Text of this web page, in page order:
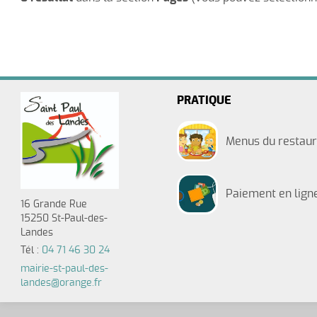
Salle polyvalente
L'école
C.C.A.S.
Maison de Santé
16 Grande Rue
15250 St-Paul-des-
Landes
Tél : 04 71 46 30 24
mairie-st-paul-des-
landes@orange.fr
PRATIQUE
Menus du
Paiement en